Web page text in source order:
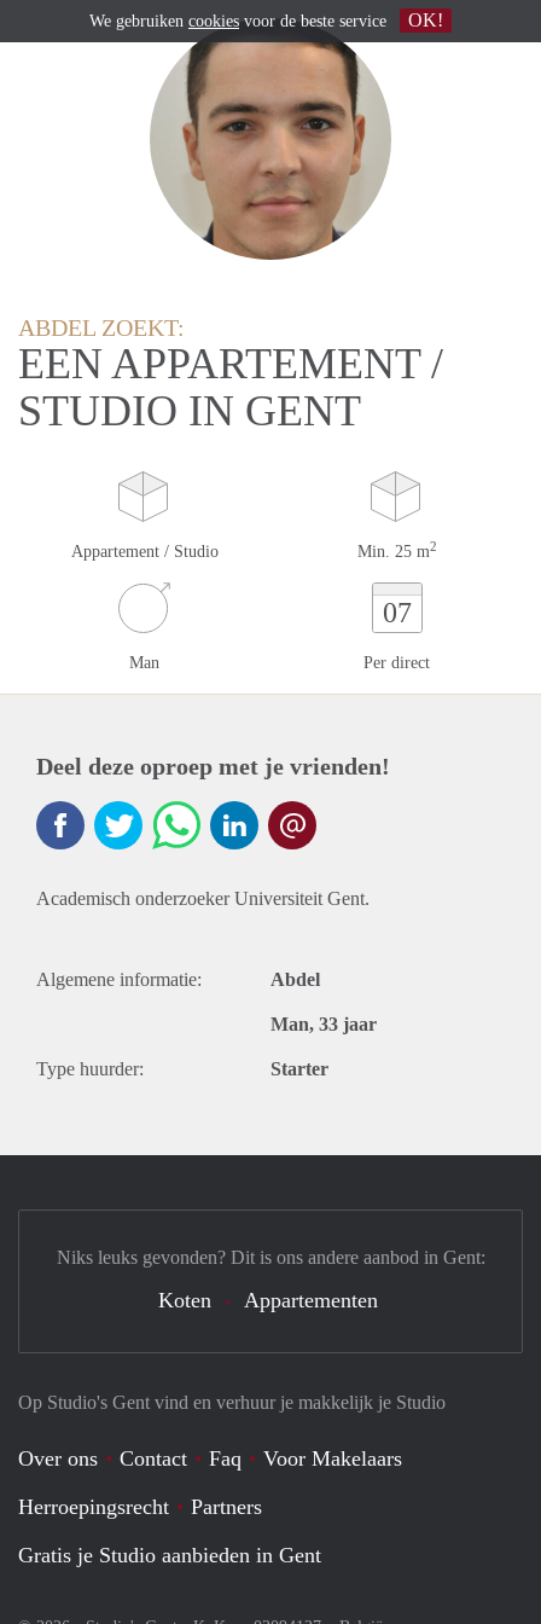
ABDEL ZOEKT:
EEN APPARTEMENT /
STUDIO IN GENT
Appartement / Studio Min. 25 m2
Man
07
Per direct
Deel deze oproep met je vrienden!
Academisch onderzoeker Universiteit Gent.
Algemene informatie: Abdel
Man, 33 jaar
Type huurder: Starter
Op Studio's Gent vind en verhuur je makkelijk je Studio
Over ons Contact Faq
Voor Makelaars
Herroepingsrecht
Partners
Gratis je Studio aanbieden in Gent
Niks leuks gevonden? Dit is ons andere aanbod in Gent:
Koten Appartementen
We gebruiken cookies voor de beste service OK!